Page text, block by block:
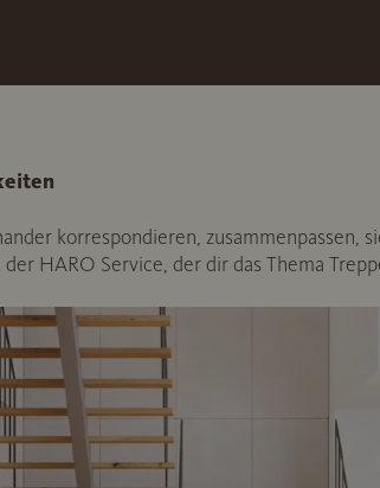
korrespondieren, zusammenpassen,
HARO Service, der dir das Thema